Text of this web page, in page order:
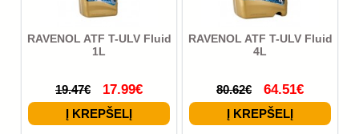
RAVENOL ATF T-ULV Fluid
1L
19.47€ 17.99€
RAVENOL ATF T-ULV Fluid
4L
80.62€ 64.51€